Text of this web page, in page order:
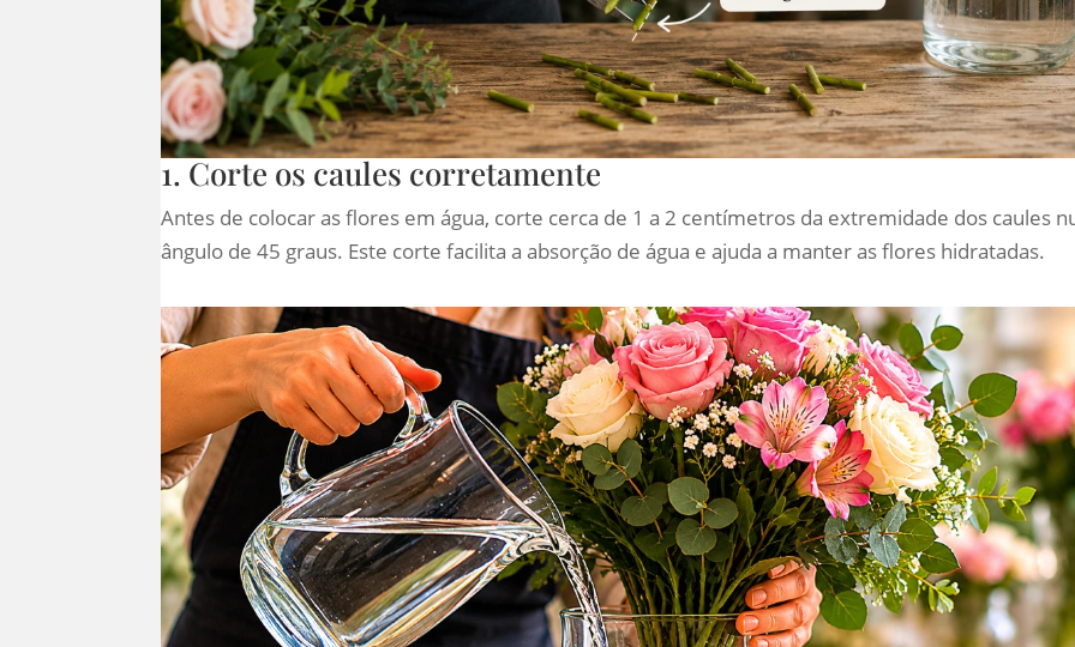
1. Corte os caules corretamente
Antes de colocar as flores em água, corte cerca de 1 a 2 centímetros da extremidade dos caules
ângulo de 45 graus. Este corte facilita a absorção de água e ajuda a manter as flores hidratadas.